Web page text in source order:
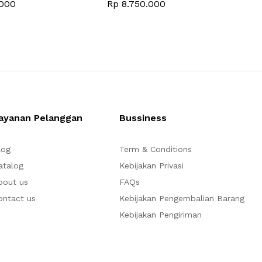
Rp 8.750.000
Pelanggan
us
us
Bussiness
Term & Conditions
Kebijakan Privasi
FAQs
Kebijakan Pengembalian Barang
Kebijakan Pengiriman